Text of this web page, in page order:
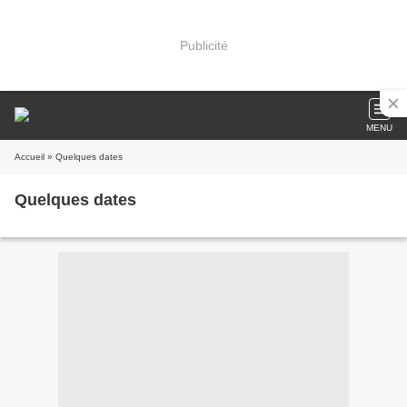
Publicité
MENU
Accueil » Quelques dates
Quelques dates